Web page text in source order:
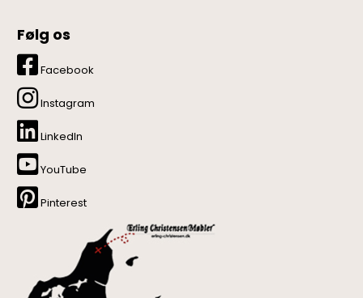
Følg os
Facebook
Instagram
LinkedIn
YouTube
Pinterest